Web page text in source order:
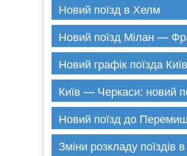
Новий поїзд в Хелм
Новий поїзд Мілан —
Новий графік поїзда
Київ — Черкаси: новий
Новий поїзд до
Зміни розкладу поїздів